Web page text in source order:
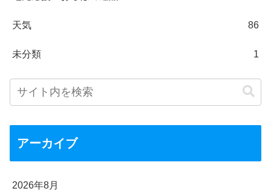
天気 86
未分類 1
アーカイブ
2026年8月